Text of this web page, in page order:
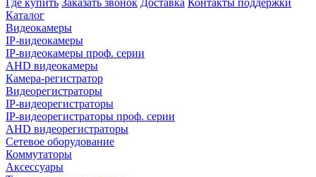
Где купить Заказать звонок Доставка Контакты поддержки
Каталог
Видеокамеры
IP-видеокамеры
IP-видеокамеры проф. серии
AHD видеокамеры
Камера-регистратор
Видеорегистраторы
IP-видеорегистраторы
IP-видеорегистраторы проф. серии
AHD видеорегистраторы
Сетевое оборудование
Коммутаторы
Аксессуары